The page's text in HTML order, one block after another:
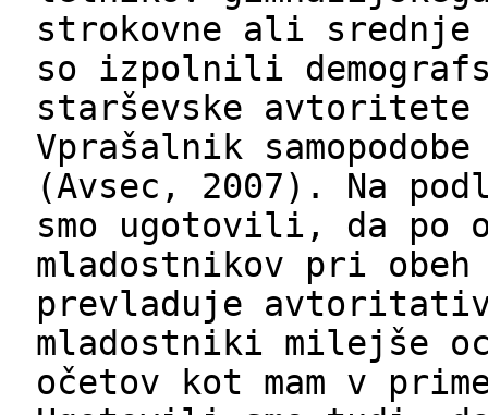
strokovne ali
so izpolnili
starševske avtoritete
Vprašalnik
(Avsec, 2007). Na
smo ugotovili, da po
mladostnikov pri
prevladuje
mladostniki milejše
očetov kot mam v